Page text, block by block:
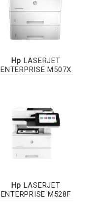
Hp LASERJET
ENTERPRISE M507X
Hp LASERJET
ENTERPRISE M528F